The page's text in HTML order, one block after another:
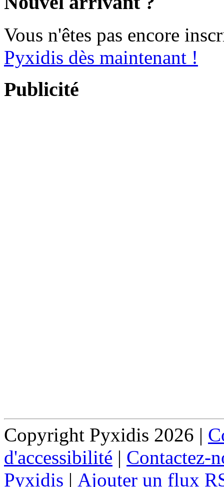
Vous n'êtes pas encore
Pyxidis dès maintenant !
Publicité
Copyright Pyxidis 2026 |
d'accessibilité | Contactez-
Pyxidis | Ajouter un flux